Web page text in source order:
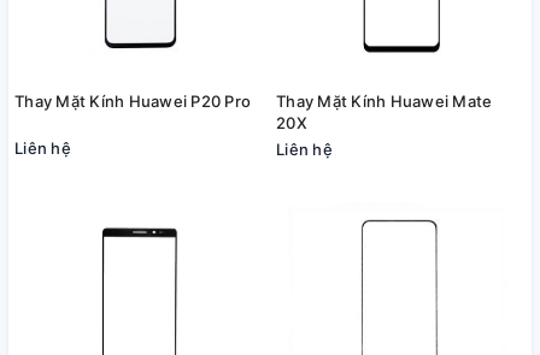
Thay Mặt Kính Huawei P20 Pro
Liên hệ
Thay Mặt Kính Huawei Mate
20X
Liên hệ